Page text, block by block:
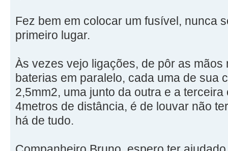
Fez bem em colocar um fusível, nunca
primeiro lugar.
Às vezes vejo ligações, de pôr as
baterias em paralelo, cada uma de sua
2,5mm2, uma junto da outra e a
4metros de distância, é de louvar não
há de tudo.